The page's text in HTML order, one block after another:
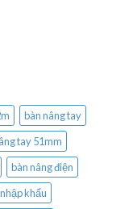
bàn nâng tay
tay 51mm
bàn nâng điện
khẩu